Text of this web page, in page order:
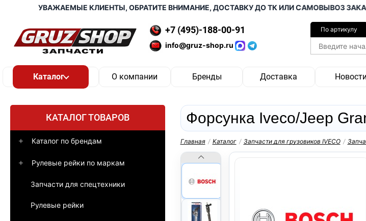
УВАЖАЕМЫЕ КЛИЕНТЫ, ОБРАТИТЕ ВНИМАНИЕ, ДОСТАВКУ ДО ТК ИЛИ САМОВЫВОЗ
+7 (495)-188-00-91
info@gruz-shop.ru
По артикулу
О компании Бренды Доставка Новости
КАТАЛОГ ТОВАРОВ
Каталог по брендам
Рулевые рейки по маркам
Запчасти для спецтехники
Рулевые рейки
Форсунка Iveco/Jeep
Главная / Каталог / Запчасти для грузовиков IVECO /